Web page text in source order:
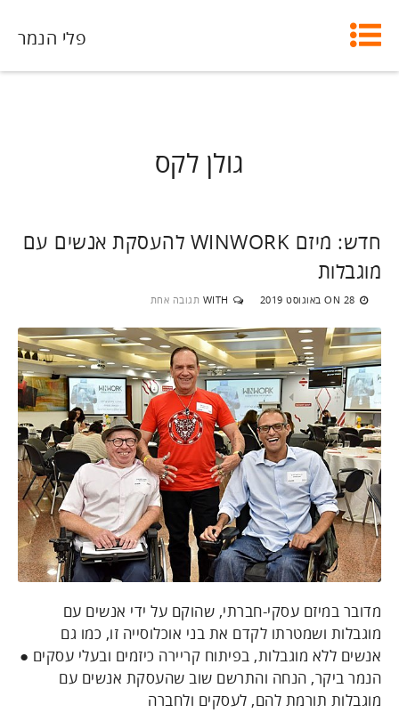
פלי הנמר
גולן לקס
חדש: מיזם WINWORK להעסקת אנשים עם
מוגבלות
ON 28 באוגוסט 2019 WITH תגובה אחת
מדובר במיזם עסקי-חברתי, שהוקם על ידי אנשים עם
מוגבלות ושמטרתו לקדם את בני אוכלוסייה זו, כמו גם
אנשים ללא מוגבלות, בפיתוח קריירה כיזמים ובעלי עסקים ●
הנמר ביקר, הנחה והתרשם שוב שהעסקת אנשים עם
מוגבלות תורמת להם, לעסקים ולחברה